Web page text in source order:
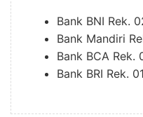
Bank BNI Rek.
Bank Mandiri
Bank BCA Rek.
Bank BRI Rek.